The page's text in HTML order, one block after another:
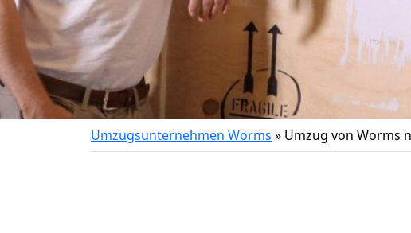
Umzugsunternehmen Worms » Umzug von Worms